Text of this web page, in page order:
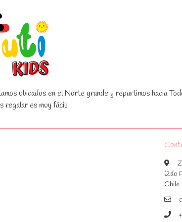
ubicados en el Norte grande y repartimos hacia
regalar es muy fácil!
(2do
Chile